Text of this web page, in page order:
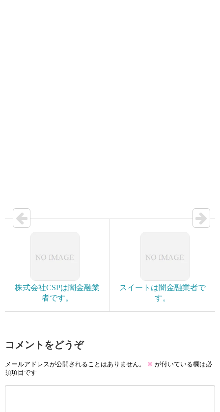
株式会社CSPは闇金融業
者です。
スイートは闇金融業者で
す。
コメントをどうぞ
メールアドレスが公開されることはありません。 ※ が付いている欄は必
須項目です